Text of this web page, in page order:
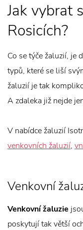
Jak vybrat
Rosicích?
Co se týče žaluzií, je
typů, které se liší
žaluzií je tak
A zdaleka již nejde
V nabídce žaluzií
venkovních žaluzií,
Venkovní
Venkovní žaluzie
poskytují tak větší